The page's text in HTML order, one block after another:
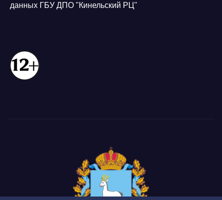
данных ГБУ ДПО "Кинельский РЦ"